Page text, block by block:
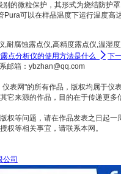
微粒保护，其形式为烧结防护罩
可以在样品温度下运行温度高达
,耐腐蚀露点仪,高精度露点仪,温湿
点分析仪的使用方法是什么
 下
邮箱：ybzhan@qq.com
表网"的所有作品，版权均属于仪
它来源的作品，目的在于传递更
权等问题，请在作品发表之日起一
权等相关事宜，请联系本网。
公司